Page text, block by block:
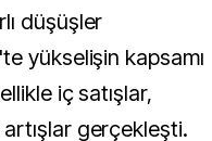
düşüşler
yükselişin kapsamı
iç satışlar,
gerçekleşti.